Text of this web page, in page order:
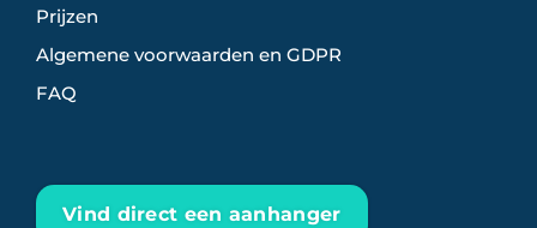
Prijzen
Algemene voorwaarden en GDPR
FAQ
Vind direct een aanhanger